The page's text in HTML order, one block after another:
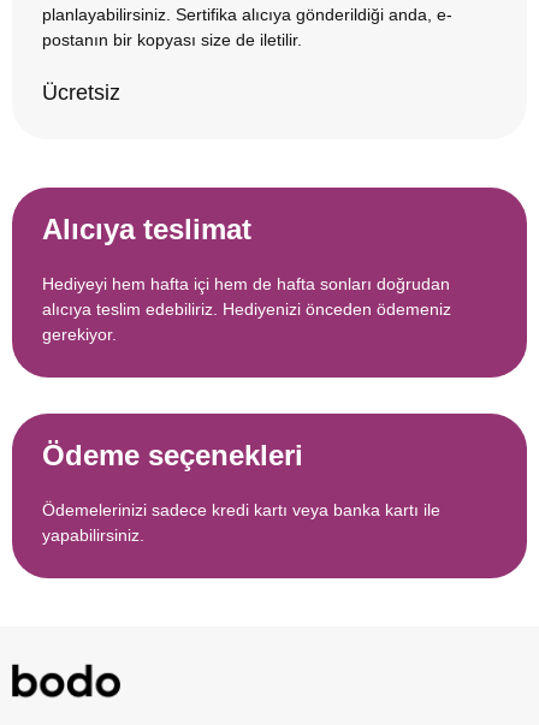
planlayabilirsiniz. Sertifika alıcıya gönderildiği anda, e-
postanın bir kopyası size de iletilir.
Ücretsiz
Alıcıya teslimat
Hediyeyi hem hafta içi hem de hafta sonları doğrudan
alıcıya teslim edebiliriz. Hediyenizi önceden ödemeniz
gerekiyor.
Ödeme seçenekleri
Ödemelerinizi sadece kredi kartı veya banka kartı ile
yapabilirsiniz.